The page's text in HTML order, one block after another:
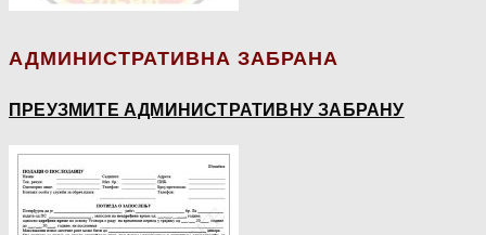
АДМИНИСТРАТИВНА ЗАБРАНА
ПРЕУЗМИТЕ АДМИНИСТРАТИВНУ ЗАБРАНУ